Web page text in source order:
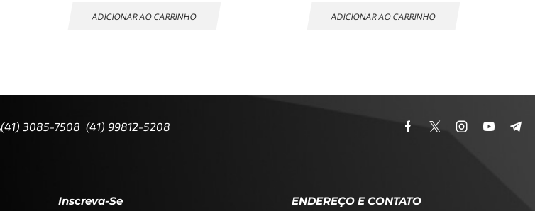
ADICIONAR AO CARRINHO ADICIONAR AO CARRINHO
(41) 3085-7508 (41) 99812-5208
Inscreva-Se ENDEREÇO E CONTATO